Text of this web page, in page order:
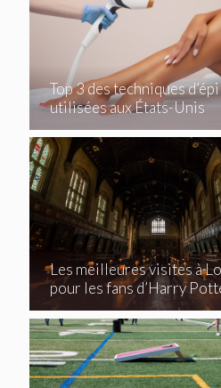
Top 3 des techniques
utilisées aux États-Unis
Les meilleures visites à
pour les fans d’Harry